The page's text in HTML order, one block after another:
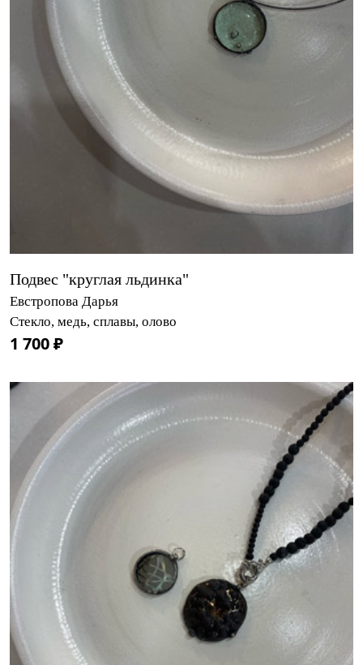
Подвес "круглая льдинка"
Евстропова Дарья
Стекло, медь, сплавы, олово
1 700 ₽